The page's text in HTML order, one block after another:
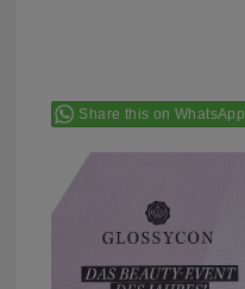
Share this on WhatsApp